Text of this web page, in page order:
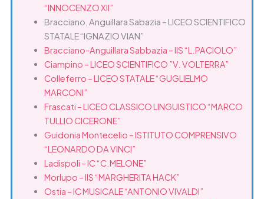
“INNOCENZO XII”
Bracciano, Anguillara Sabazia – LICEO SCIENTIFICO
STATALE “IGNAZIO VIAN”
Bracciano-Anguillara Sabbazia – IIS “L.PACIOLO”
Ciampino – LICEO SCIENTIFICO ”V. VOLTERRA”
Colleferro – LICEO STATALE “GUGLIELMO
MARCONI”
Frascati – LICEO CLASSICO LINGUISTICO “MARCO
TULLIO CICERONE”
Guidonia Montecelio – ISTITUTO COMPRENSIVO
“LEONARDO DA VINCI”
Ladispoli – IC “C.MELONE”
Morlupo – IIS “MARGHERITA HACK”
Ostia – IC MUSICALE “ANTONIO VIVALDI”